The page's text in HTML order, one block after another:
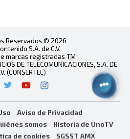
Reservados © 2026
S.A. de C.V.
marcas registradas TM
DE TELECOMUNICACIONES, S.A. DE
(CONSERTEL)
Aviso de Privacidad
somos
Historia de UnoTV
de cookies SGSST AMX